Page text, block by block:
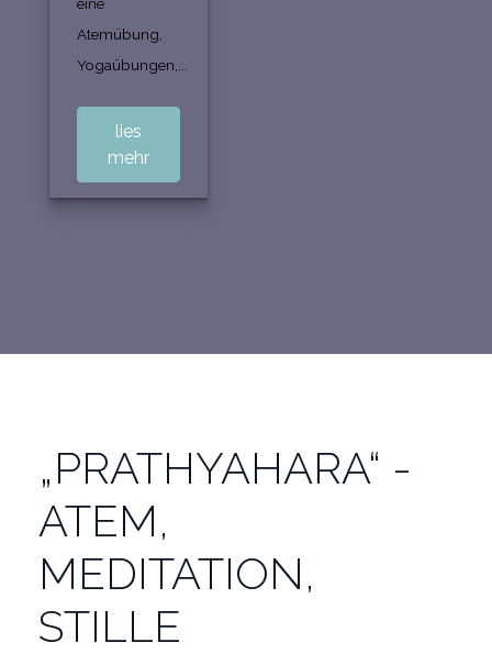
Atemübung,
Yogaübungen,...
lies
mehr
„PRATHYAHARA“ -
ATEM,
MEDITATION,
STILLE